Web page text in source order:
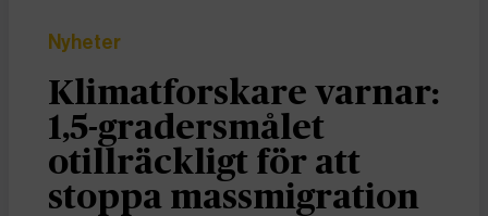
Nyheter
Klimatforskare varnar:
1,5-gradersmålet
otillräckligt för att
stoppa massmigration